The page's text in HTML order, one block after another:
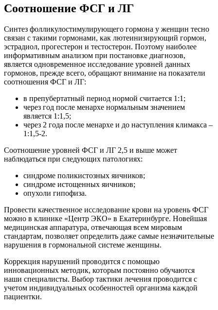
Соотношение ФСГ и ЛГ
Синтез фолликулостимулирующего гормона у женщин тесно
связан с такими гормонами, как лютеинизирующий гормон,
эстрадиол, прогестерон и тестостерон. Поэтому наиболее
информативным анализом при постановке диагнозов,
является одновременное исследование уровней данных
гормонов, прежде всего, обращают внимание на показатели
соотношения ФСГ и ЛГ:
в препубертатный период нормой считается 1:1;
через год после менархе нормальным значением
является 1:1,5;
через 2 года после менархе и до наступления климакса –
1:1,5-2.
Соотношение уровней ФСГ и ЛГ 2,5 и выше может
наблюдаться при следующих патологиях:
синдроме поликистозных яичников;
синдроме истощенных яичников;
опухоли гипофиза.
Провести качественное исследование крови на уровень ФСГ
можно в клинике «Центр ЭКО» в Екатеринбурге. Новейшая
медицинская аппаратура, отвечающая всем мировым
стандартам, позволяет определить даже самые незначительные
нарушения в гормональной системе женщины.
Коррекция нарушений проводится с помощью
инновационных методик, которым постоянно обучаются
наши специалисты. Выбор тактики лечения проводится с
учетом индивидуальных особенностей организма каждой
пациентки.